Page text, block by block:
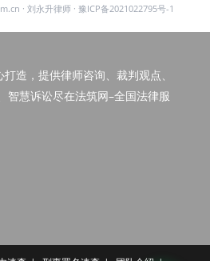
· 刘永升律师 · 豫ICP备2021022795号-1
造，提供律师咨询、裁判观点、
智慧诉讼尽在法筑网–全国法律服